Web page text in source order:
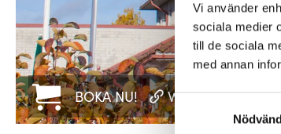
Vi använder
sociala medier
till de sociala
med annan
Samtyckesval
BOKA NU! WWW